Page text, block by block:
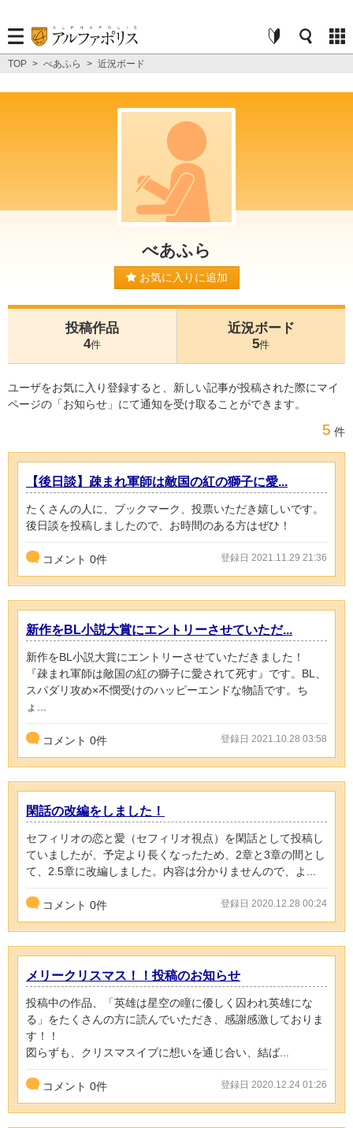
TOP > べあふら > 近況ボード
べあふら
お気に入りに追加
投稿作品
4件
近況ボード
5件
ユーザをお気に入り登録すると、新しい記事が投稿された際にマイ
ページの「お知らせ」にて通知を受け取ることができます。
5 件
【後日談】疎まれ軍師は敵国の紅の獅子に愛...
たくさんの人に、ブックマーク、投票いただき嬉しいです。
後日談を投稿しましたので、お時間のある方はぜひ！
コメント 0件 登録日 2021.11.29 21:36
新作をBL小説大賞にエントリーさせていただ...
新作をBL小説大賞にエントリーさせていただきました！
『疎まれ軍師は敵国の紅の獅子に愛されて死す』です。BL、
スパダリ攻め×不憫受けのハッピーエンドな物語です。ち
ょ...
コメント 0件 登録日 2021.10.28 03:58
閑話の改編をしました！
セフィリオの恋と愛（セフィリオ視点）を閑話として投稿し
ていましたが、予定より長くなったため、2章と3章の間とし
て、2.5章に改編しました。内容は分かりませんので、よ...
コメント 0件 登録日 2020.12.28 00:24
メリークリスマス！！投稿のお知らせ
投稿中の作品、「英雄は星空の瞳に優しく囚われ英雄にな
る」をたくさんの方に読んでいただき、感謝感激しておりま
す！！
図らずも、クリスマスイブに想いを通じ合い、結ば...
コメント 0件 登録日 2020.12.24 01:26